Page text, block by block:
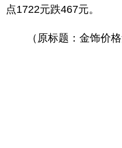
点1722元跌467元。
（原标题：金饰价